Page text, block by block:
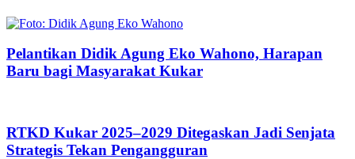
Pelantikan Didik Agung Eko Wahono, Harapan
Baru bagi Masyarakat Kukar
RTKD Kukar 2025–2029 Ditegaskan Jadi Senjata
Strategis Tekan Pengangguran